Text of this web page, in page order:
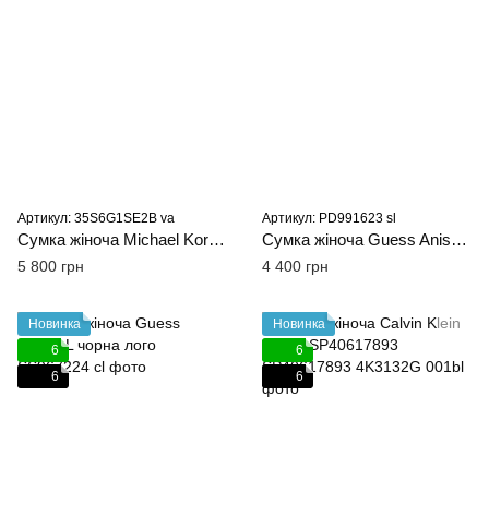
Артикул: 35S6G1SE2B va
Сумка жіноча Michael Kors Soho M біла лого
5 800 грн
Артикул: PD991623 sl
Сумка жіноча Guess Anise L біла
4 400 грн
Новинка
6
6
Новинка
6
6